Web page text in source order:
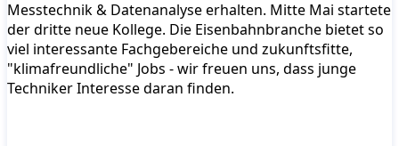
Messtechnik & Datenanalyse erhalten. Mitte Mai startete
der dritte neue Kollege. Die Eisenbahnbranche bietet so
viel interessante Fachgebereiche und zukunftsfitte,
"klimafreundliche" Jobs - wir freuen uns, dass junge
Techniker Interesse daran finden.